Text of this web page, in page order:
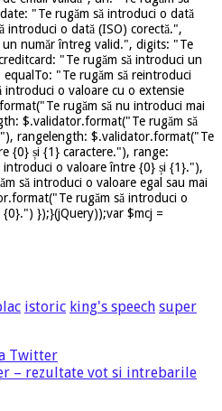
"Te rugăm să introduci o dată
introduci o dată (ISO) corectă.",
număr întreg valid.", digits: "Te
"Te rugăm să introduci un
"Te rugăm să reintroduci
introduci o valoare cu o extensie
rugăm să nu introduci mai
$.validator.format("Te rugăm să
rangelength: $.validator.format("Te
{0} și {1} caractere."), range:
o valoare între {0} și {1}."),
să introduci o valoare egal sau mai
rugăm să introduci o
{0}.") });}(jQuery));var $mcj =
istoric king's speech super
Twitter
– rezultate vot si intrebarile